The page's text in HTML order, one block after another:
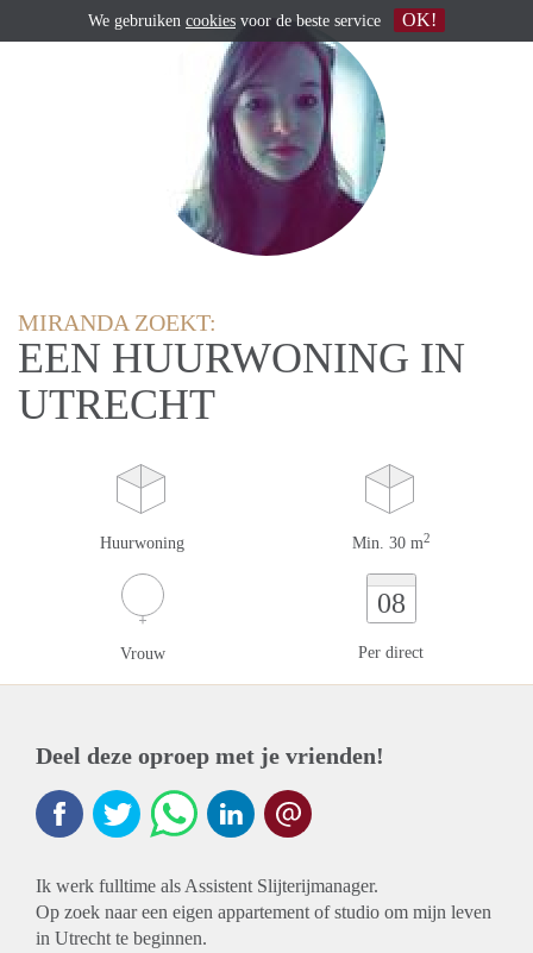
MIRANDA ZOEKT:
EEN HUURWONING IN
UTRECHT
Huurwoning Min. 30 m2
Vrouw
08
Per direct
Deel deze oproep met je vrienden!
Ik werk fulltime als Assistent Slijterijmanager.
Op zoek naar een eigen appartement of studio om mijn leven
in Utrecht te beginnen.
We gebruiken cookies voor de beste service OK!